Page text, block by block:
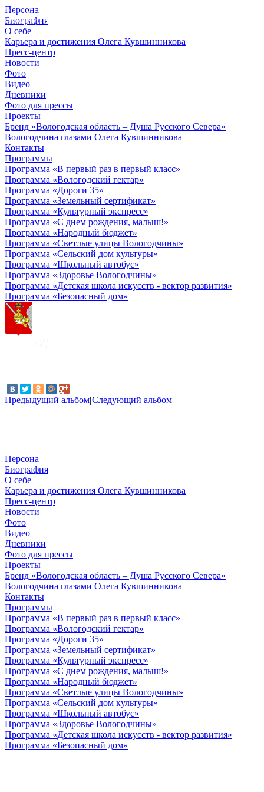
Персона
Биография
О себе
Карьера и достижения Олега Кувшинникова
Пресс-центр
Новости
Фото
Видео
Дневники
Фото для прессы
Проекты
Бренд «Вологодская область – Душа Русского Севера»
Вологодчина глазами Олега Кувшинникова
Контакты
Программы
Программа «В первый раз в первый класс»
Программа «Вологодский гектар»
Программа «Дороги 35»
Программа «Земельный сертификат»
Программа «Культурный экспресс»
Программа «С днем рождения, малыш!»
Программа «Народный бюджет»
Программа «Светлые улицы Вологодчины»
Программа «Сельский дом культуры»
Программа «Школьный автобус»
Программа «Здоровье Вологодчины»
Программа «Детская школа искусств - вектор развития»
Программа «Безопасный дом»
Предыдущий альбом|Следующий альбом
© 2012 - 2023,
КУВШИННИКОВ О.А.
Персона
Биография
О себе
Карьера и достижения Олега Кувшинникова
Пресс-центр
Новости
Фото
Видео
Дневники
Фото для прессы
Проекты
Бренд «Вологодская область – Душа Русского Севера»
Вологодчина глазами Олега Кувшинникова
Контакты
Программы
Программа «В первый раз в первый класс»
Программа «Вологодский гектар»
Программа «Дороги 35»
Программа «Земельный сертификат»
Программа «Культурный экспресс»
Программа «С днем рождения, малыш!»
Программа «Народный бюджет»
Программа «Светлые улицы Вологодчины»
Программа «Сельский дом культуры»
Программа «Школьный автобус»
Программа «Здоровье Вологодчины»
Программа «Детская школа искусств - вектор развития»
Программа «Безопасный дом»